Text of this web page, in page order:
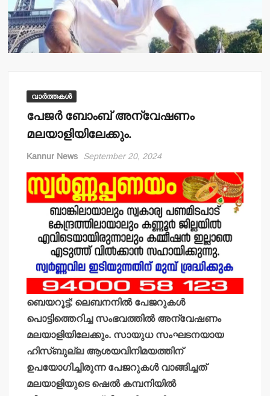
വാർത്തകൾ
പേജര്‍ ബോംബ് അന്വേഷണം
മലയാളിയിലേക്കും.
Kannur News September 20, 2024
ബെയറൂട്ട്: ലെബനനില്‍ പേജറുകള്‍
പൊട്ടിത്തെറിച്ച സംഭവത്തില്‍ അന്വേഷണം
മലയാളിയിലേക്കും. സായുധ സംഘടനയായ
ഹിസ്ബുല്ല ആശയവിനിമയത്തിന്
ഉപയോഗിച്ചിരുന്ന പേജറുകള്‍ വാങ്ങിച്ചത്
മലയാളിയുടെ ഷെല്‍ കമ്പനിയില്‍